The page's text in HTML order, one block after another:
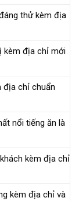
thử kèm địa
kèm địa chỉ mới
địa chỉ chuẩn
nổi tiếng ăn là
kèm địa chỉ
kèm địa chỉ và